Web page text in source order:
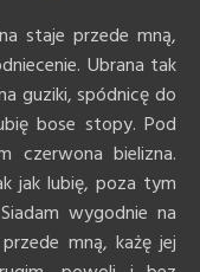
staje przede mną,
Ubrana tak
guziki, spódnicę do
bose stopy. Pod
czerwona bielizna.
jak lubię, poza tym
wygodnie na
mną, każę jej